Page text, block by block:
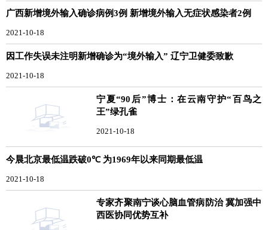
广西新增境外输入确诊病例3例 新增境外输入无症状感染者2例
2021-10-18
因工作失误未注明新增确诊为“境外输入” 辽宁卫健委致歉
2021-10-18
宁夏“90后”博士：在云南守护“百鸟之
王”绿孔雀
2021-10-18
今晨北京最低温跌破0℃ 为1969年以来同期最低温
2021-10-18
专家齐聚南宁谈心脑血管病防治 冀加强中
西医协同优势互补